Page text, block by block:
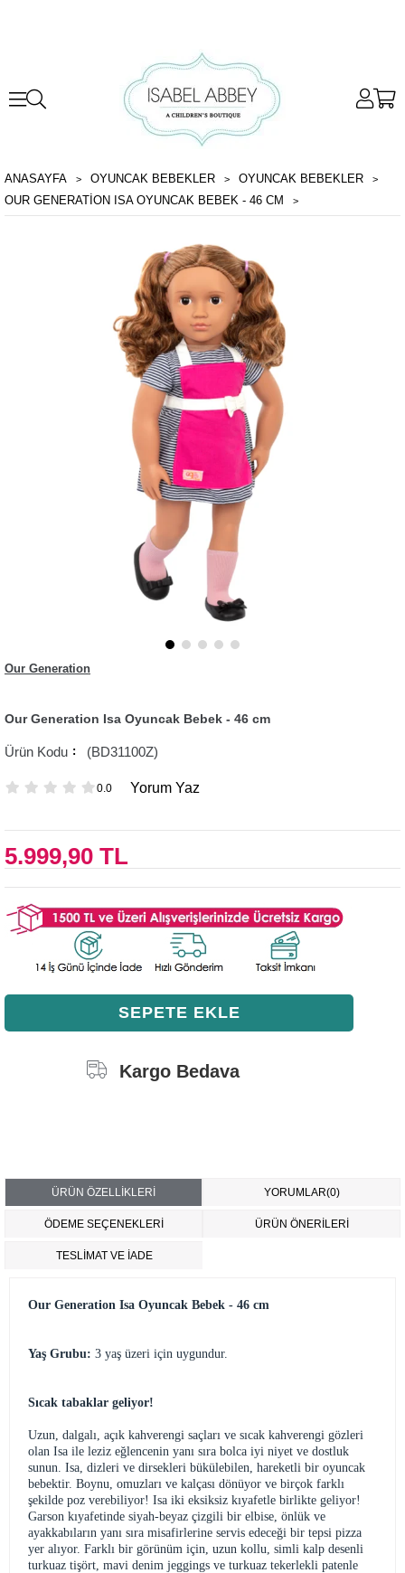
ANASAYFA OYUNCAK BEBEKLER
OYUNCAK BEBEKLER
OUR GENERATION ISA OYUNCAK BEBEK - 46 CM
Our Generation
Our Generation Isa Oyuncak Bebek - 46 cm
(BD31100Z)
0.0 Yorum Yaz
5.999,90 TL
Kargo Bedava
ÜRÜN ÖZELLIKLERI YORUMLAR(0)
ÖDEME SEÇENEKLERI ÜRÜN ÖNERILERI
TESLİMAT VE İADE
Our Generation Isa Oyuncak Bebek - 46 cm
Yaş Grubu: 3 yaş üzeri için uygundur.
Sıcak tabaklar geliyor!
Uzun, dalgalı, açık kahverengi saçları ve sıcak kahverengi gözleri
olan Isa ile leziz eğlencenin yanı sıra bolca iyi niyet ve dostluk
sunun. Isa, dizleri ve dirsekleri bükülebilen, hareketli bir oyuncak
bebektir. Boynu, omuzları ve kalçası dönüyor ve birçok farklı
şekilde poz verebiliyor! Isa iki eksiksiz kıyafetle birlikte geliyor!
Garson kıyafetinde siyah-beyaz çizgili bir elbise, önlük ve
ayakkabıların yanı sıra misafirlerine servis edeceği bir tepsi pizza
yer alıyor. Farklı bir görünüm için, uzun kollu, simli kalp desenli
turkuaz tişört, mavi denim jeggings ve turkuaz tekerlekli patenle